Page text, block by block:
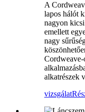
A
lapos hálót
nagyon
emellett
nagy
Cordweave-
alkatrészek
vizsgálat